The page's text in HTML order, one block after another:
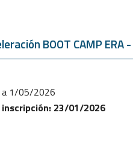
BOOT CAMP ERA
1/05/2026
23/01/2026